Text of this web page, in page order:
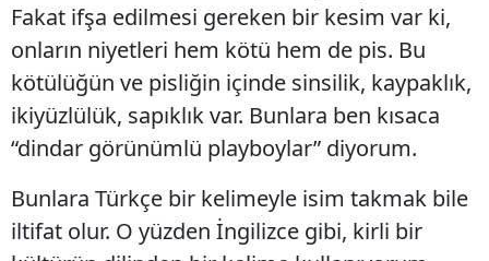
Fakat ifşa edilmesi gereken bir kesim var ki,
onların niyetleri hem kötü hem de pis. Bu
kötülüğün ve pisliğin içinde sinsilik, kaypaklık,
ikiyüzlülük, sapıklık var. Bunlara ben kısaca
“dindar görünümlü playboylar” diyorum.
Bunlara Türkçe bir kelimeyle isim takmak bile
iltifat olur. O yüzden İngilizce gibi, kirli bir